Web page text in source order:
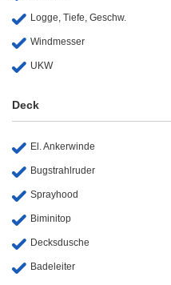
Logge, Tiefe, Geschw.
Windmesser
UKW
Deck
El. Ankerwinde
Bugstrahlruder
Sprayhood
Biminitop
Decksdusche
Badeleiter